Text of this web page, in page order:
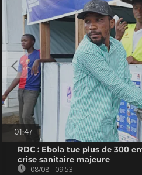
01:47
RDC : Ebola tue plus de 300
crise sanitaire majeure
08/08 - 09:53